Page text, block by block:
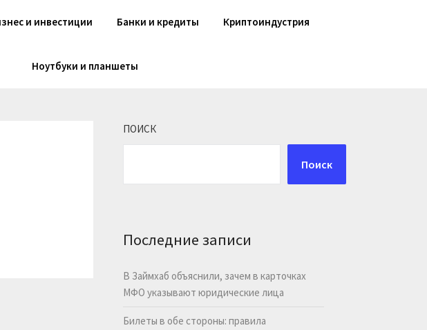
и инвестиции Банки и кредиты Криптоиндустрия
Ноутбуки и планшеты
ПОИСК
Поиск
Последние записи
В Займхаб объяснили, зачем в карточках
МФО указывают юридические лица
Билеты в обе стороны: правила